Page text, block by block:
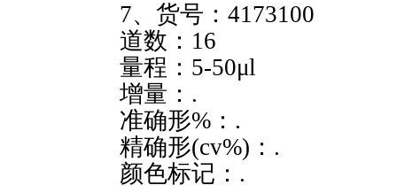
7、货号：4173100
道数：16
量程：5-50μl
增量：.
准确形%：.
精确形(cv%)：.
颜色标记：.